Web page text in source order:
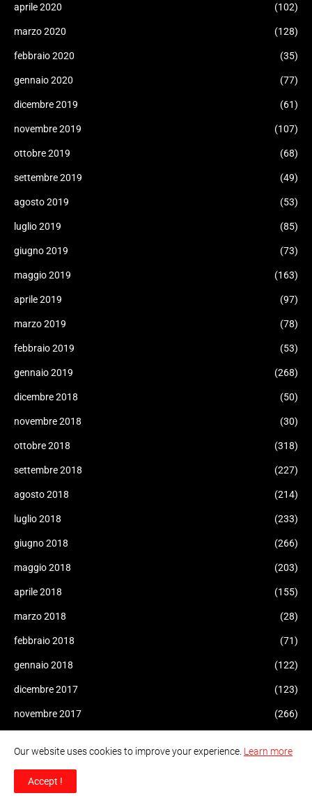
aprile 2020 (102)
marzo 2020 (128)
febbraio 2020 (35)
gennaio 2020 (77)
dicembre 2019 (61)
novembre 2019 (107)
ottobre 2019 (68)
settembre 2019 (49)
agosto 2019 (53)
luglio 2019 (85)
giugno 2019 (73)
maggio 2019 (163)
aprile 2019 (97)
marzo 2019 (78)
febbraio 2019 (53)
gennaio 2019 (268)
dicembre 2018 (50)
novembre 2018 (30)
ottobre 2018 (318)
settembre 2018 (227)
agosto 2018 (214)
luglio 2018 (233)
giugno 2018 (266)
maggio 2018 (203)
aprile 2018 (155)
marzo 2018 (28)
febbraio 2018 (71)
gennaio 2018 (122)
dicembre 2017 (123)
novembre 2017 (266)
agosto 2017
Our website uses cookies to improve your experience. Learn more
Accept !